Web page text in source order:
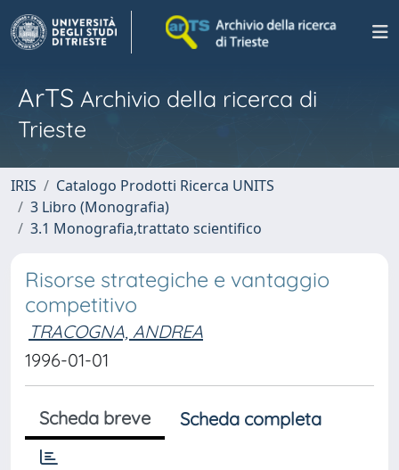
ArTS Archivio della ricerca di
Trieste
IRIS
Catalogo Prodotti Ricerca UNITS
3 Libro (Monografia)
3.1 Monografia,trattato scientifico
Risorse strategiche e vantaggio
competitivo
TRACOGNA, ANDREA
1996-01-01
Scheda breve Scheda completa